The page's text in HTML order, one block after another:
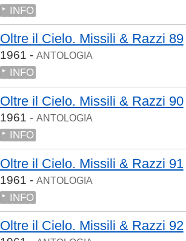
INFO
Oltre il Cielo. Missili & Razzi 89
1961 - ANTOLOGIA
INFO
Oltre il Cielo. Missili & Razzi 90
1961 - ANTOLOGIA
INFO
Oltre il Cielo. Missili & Razzi 91
1961 - ANTOLOGIA
INFO
Oltre il Cielo. Missili & Razzi 92